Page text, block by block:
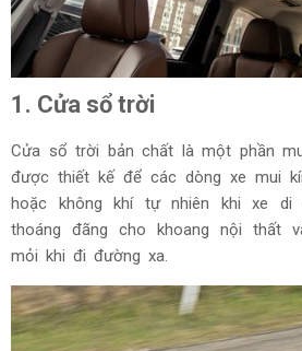
1. Cửa sổ trời
Cửa sổ trời bản chất là một phần
được thiết kế để các dòng xe mui
hoặc không khí tự nhiên khi xe di
thoáng đãng cho khoang nội thất
mỏi khi đi đường xa.